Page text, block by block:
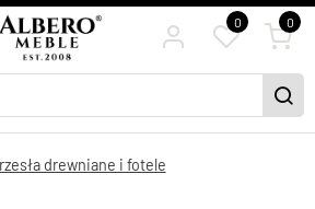
0 0
drewniane i fotele